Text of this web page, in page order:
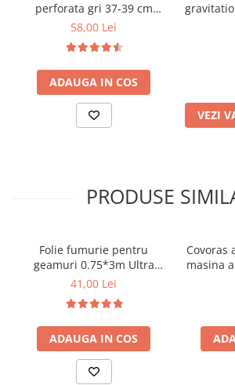
Covorase MINI
Covorase NISSAN
Covorase PEUGEOT
Covorase PORSCHE
Covorase SKODA
Covorase TOYOTA
Covorase VOLKSWAGEN
Covorase VOLVO
Tavite Portbagaj
ELECTRICE AUTO
Adaptoare Bricheta Auto
Avantaje
• opreste avertizarea sonora a centurii
• compatibil cu majoritatea masinilor
• material vizibil fosforescent
• dimensiune compacta
• util pentru transportul obiectelor pe scaun
perforata gri 37-39 cm
universala
58,00 Lei
ADAUGA IN COS
VEZI
PRODUSE
Folie fumurie pentru
geamuri 0.75*3m Ultra
Super Dark Black 1%
41,00 Lei
ADAUGA IN COS
Covoras
masina